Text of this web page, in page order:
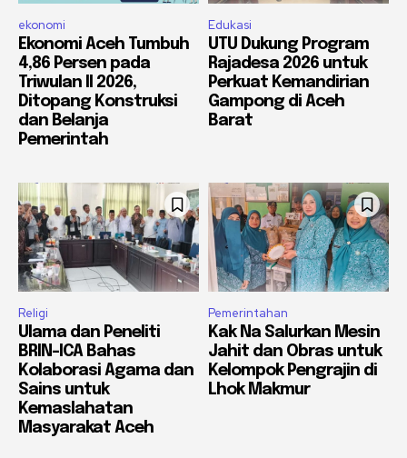
ekonomi
Ekonomi Aceh Tumbuh
4,86 Persen pada
Triwulan II 2026,
Ditopang Konstruksi
dan Belanja
Pemerintah
Edukasi
UTU Dukung Program
Rajadesa 2026 untuk
Perkuat Kemandirian
Gampong di Aceh
Barat
Religi
Ulama dan Peneliti
BRIN-ICA Bahas
Kolaborasi Agama dan
Sains untuk
Kemaslahatan
Masyarakat Aceh
Pemerintahan
Kak Na Salurkan Mesin
Jahit dan Obras untuk
Kelompok Pengrajin di
Lhok Makmur